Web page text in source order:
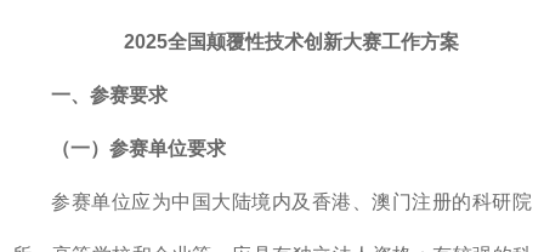
2025全国颠覆性技术创新大赛工作方案
一、参赛要求
（一）参赛单位要求
参赛单位应为中国大陆境内及香港、澳门注册的科研院